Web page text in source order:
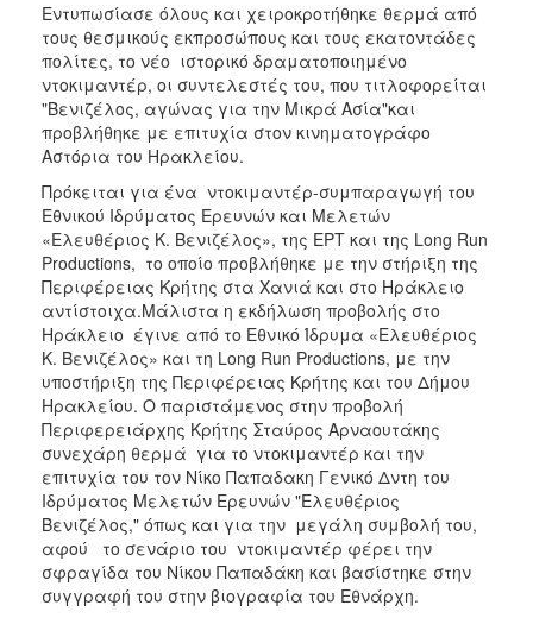
ΤΟΠΟΣ
ΠΟΛΙΤΙΣΜΟΣ
ΑΝΘΕΚΤΙΚΗ
ΠΟΛΗ
Εντυπωσίασε όλους και χειροκροτήθηκε θερμά από
τους θεσμικούς εκπροσώπους και τους εκατοντάδες
πολίτες, το νέο ιστορικό δραματοποιημένο
ντοκιμαντέρ, οι συντελεστές του, που τιτλοφορείται
"Βενιζέλος, αγώνας για την Μικρά Ασία"και
προβλήθηκε με επιτυχία στον κινηματογράφο
Αστόρια του Ηρακλείου.
Πρόκειται για ένα ντοκιμαντέρ-συμπαραγωγή του
Εθνικού Ιδρύματος Ερευνών και Μελετών
«Ελευθέριος Κ. Βενιζέλος», της ΕΡΤ και της Long Run
Productions, το οποίο προβλήθηκε με την στήριξη της
Περιφέρειας Κρήτης στα Χανιά και στο Ηράκλειο
αντίστοιχα.Μάλιστα η εκδήλωση προβολής στο
Ηράκλειο έγινε από το Εθνικό Ίδρυμα «Ελευθέριος
Κ. Βενιζέλος» και τη Long Run Productions, με την
υποστήριξη της Περιφέρειας Κρήτης και του Δήμου
Ηρακλείου. Ο παριστάμενος στην προβολή
Περιφερειάρχης Κρήτης Σταύρος Αρναουτάκης
συνεχάρη θερμά για το ντοκιμαντέρ και την
επιτυχία του τον Νίκο Παπαδακη Γενικό Δντη του
Ιδρύματος Μελετών Ερευνών "Ελευθέριος
Βενιζέλος," όπως και για την μεγάλη συμβολή του,
αφού το σενάριο του ντοκιμαντέρ φέρει την
σφραγίδα του Νίκου Παπαδάκη και βασίστηκε στην
συγγραφή του στην βιογραφία του Εθνάρχη.